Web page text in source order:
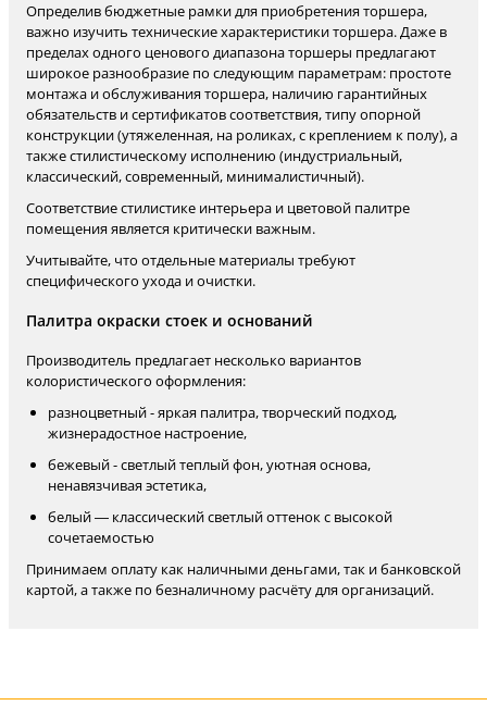
Определив бюджетные рамки для приобретения торшера,
важно изучить технические характеристики торшера. Даже в
пределах одного ценового диапазона торшеры предлагают
широкое разнообразие по следующим параметрам: простоте
монтажа и обслуживания торшера, наличию гарантийных
обязательств и сертификатов соответствия, типу опорной
конструкции (утяжеленная, на роликах, с креплением к полу), а
также стилистическому исполнению (индустриальный,
классический, современный, минималистичный).
Соответствие стилистике интерьера и цветовой палитре
помещения является критически важным.
Учитывайте, что отдельные материалы требуют
специфического ухода и очистки.
Палитра окраски стоек и оснований
Производитель предлагает несколько вариантов
колористического оформления:
разноцветный - яркая палитра, творческий подход,
жизнерадостное настроение,
бежевый - светлый теплый фон, уютная основа,
ненавязчивая эстетика,
белый — классический светлый оттенок с высокой
сочетаемостью
Принимаем оплату как наличными деньгами, так и банковской
картой, а также по безналичному расчёту для организаций.